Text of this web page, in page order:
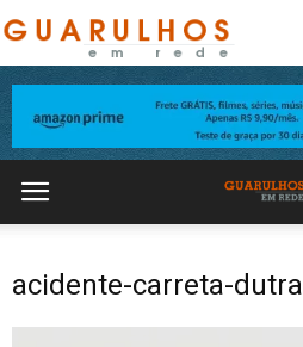
acidente-carreta-dutra